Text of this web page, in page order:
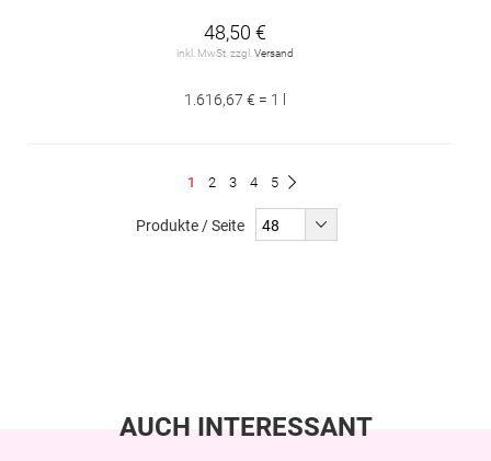
48,50 €
inkl. MwSt. zzgl. Versand
1.616,67 € = 1 l
Du
1 Seite
2 Seite
3 Seite
4 Seite
5
Produkte / Seite
AUCH INTERESSANT